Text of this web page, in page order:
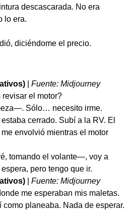
descascarada. No era
lo era.
diciéndome el precio.
Fuente: Midjourney
el motor?
Sólo… necesito irme.
cerrado. Subí a la RV. El
envolvió mientras el motor
tomando el volante—, voy a
pero tengo que ir.
Fuente: Midjourney
me esperaban mis maletas.
planeaba. Nada de esperar.